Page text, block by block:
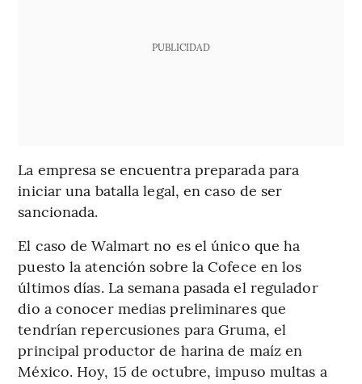
PUBLICIDAD
La empresa se encuentra preparada para
iniciar una batalla legal, en caso de ser
sancionada.
El caso de Walmart no es el único que ha
puesto la atención sobre la Cofece en los
últimos días. La semana pasada el regulador
dio a conocer medias preliminares que
tendrían repercusiones para Gruma, el
principal productor de harina de maíz en
México. Hoy, 15 de octubre, impuso multas a